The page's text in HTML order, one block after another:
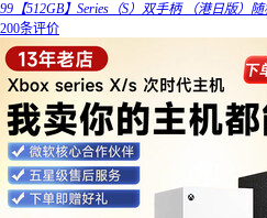
99【512GB】Series（S）双手柄 （港日版）
200条评价